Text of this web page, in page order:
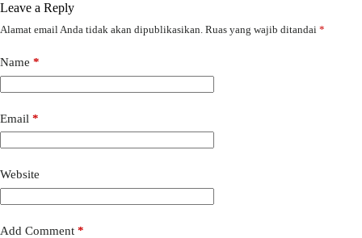
Leave a Reply
Alamat email Anda tidak akan dipublikasikan. Ruas yang wajib ditandai *
Name *
Email *
Website
Add Comment *